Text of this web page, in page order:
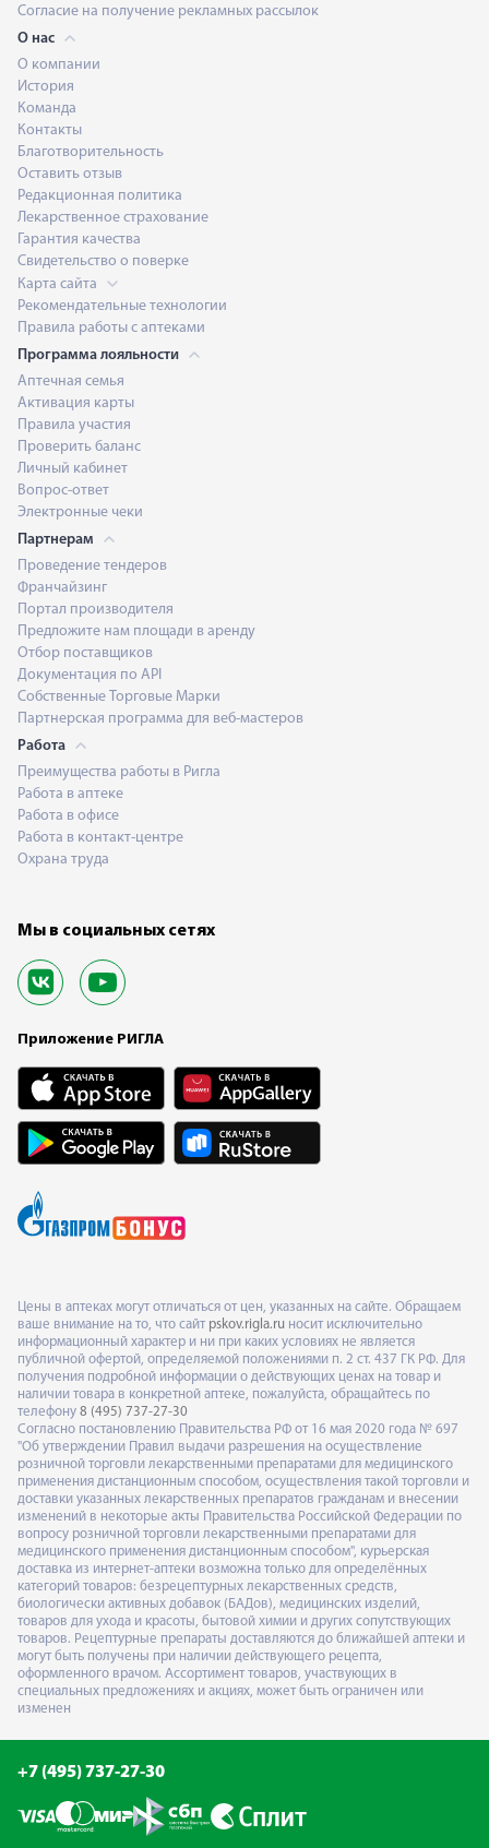
Согласие на получение рекламных рассылок
О нас
О компании
История
Команда
Контакты
Благотворительность
Оставить отзыв
Редакционная политика
Лекарственное страхование
Гарантия качества
Свидетельство о поверке
Карта сайта
Рекомендательные технологии
Правила работы с аптеками
Программа лояльности
Аптечная семья
Активация карты
Правила участия
Проверить баланс
Личный кабинет
Вопрос-ответ
Электронные чеки
Партнерам
Проведение тендеров
Франчайзинг
Портал производителя
Предложите нам площади в аренду
Отбор поставщиков
Документация по API
Собственные Торговые Марки
Партнерская программа для веб-мастеров
Работа
Преимущества работы в Ригла
Работа в аптеке
Работа в офисе
Работа в контакт-центре
Охрана труда
Мы в социальных сетях
Приложение РИГЛА
Цены в аптеках могут отличаться от цен, указанных на сайте. Обращаем
ваше внимание на то, что сайт pskov.rigla.ru носит исключительно
информационный характер и ни при каких условиях не является
публичной офертой, определяемой положениями п. 2 ст. 437 ГК РФ. Для
получения подробной информации о действующих ценах на товар и
наличии товара в конкретной аптеке, пожалуйста, обращайтесь по
телефону 8 (495) 737-27-30
Согласно постановлению Правительства РФ от 16 мая 2020 года № 697
"Об утверждении Правил выдачи разрешения на осуществление
розничной торговли лекарственными препаратами для медицинского
применения дистанционным способом, осуществления такой торговли и
доставки указанных лекарственных препаратов гражданам и внесении
изменений в некоторые акты Правительства Российской Федерации по
вопросу розничной торговли лекарственными препаратами для
медицинского применения дистанционным способом", курьерская
доставка из интернет-аптеки возможна только для определённых
категорий товаров: безрецептурных лекарственных средств,
биологически активных добавок (БАДов), медицинских изделий,
товаров для ухода и красоты, бытовой химии и других сопутствующих
товаров. Рецептурные препараты доставляются до ближайшей аптеки и
могут быть получены при наличии действующего рецепта,
оформленного врачом. Ассортимент товаров, участвующих в
специальных предложениях и акциях, может быть ограничен или
изменен
+7 (495) 737-27-30